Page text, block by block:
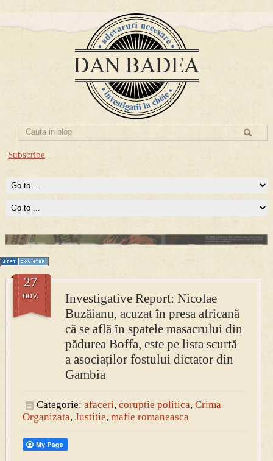
Subscribe
Prima mea carte publicata (Nemira)
Averea Presedintelui: prima lucrare despre controversatele
conturi secrete ale Securitatii.
Investigative Report: Nicolae
Buzăianu, acuzat în presa africană
că se află în spatele masacrului din
pădurea Boffa, este pe lista scurtă
a asociaților fostului dictator din
Gambia
27
nov.
Categorie: afaceri, coruptie politica, Crima
Organizata, Justitie, mafie romaneasca